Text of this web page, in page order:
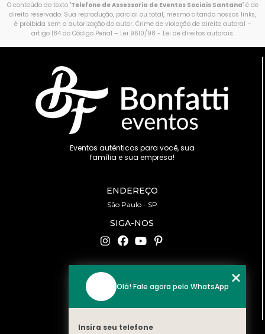
O conteúdo do texto "Telefone de Assessoria de Eventos Sociais Santana" é de
direito reservado. Sua reprodução, parcial ou total, mesmo citando nossos links,
é proibida sem a autorização do autor. Crime de violação de direito autoral –
artigo 184 do Código Penal – Lei 9610/98 - Lei de direitos autorais.
Eventos autênticos para você, sua
família e sua empresa!
ENDEREÇO
São Paulo - SP
SIGA-NOS
CONTATO
(11) 94519-2422
contato@bonfattieventos.com.br
Olá! Fale agora pelo WhatsApp
Insira seu telefone